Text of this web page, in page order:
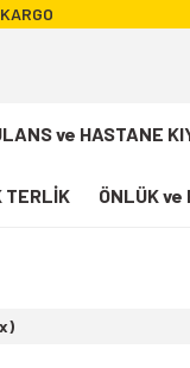
ve HASTANE
TERLİK ÖNLÜK ve